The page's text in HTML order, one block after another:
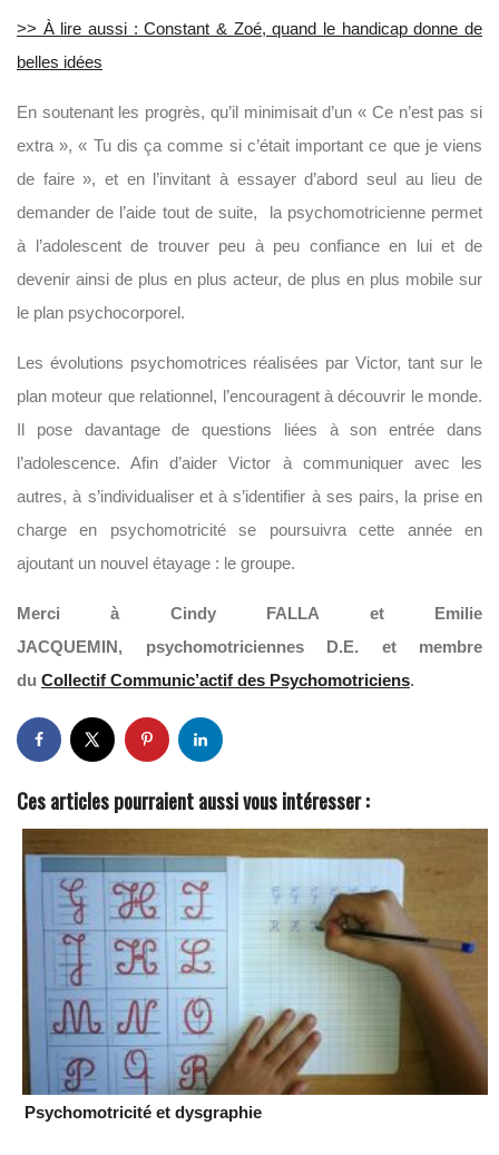
>> À lire aussi : Constant & Zoé, quand le handicap donne de
belles idées
En soutenant les progrès, qu’il minimisait d’un « Ce n’est pas si
extra », « Tu dis ça comme si c’était important ce que je viens
de faire », et en l’invitant à essayer d’abord seul au lieu de
demander de l’aide tout de suite, la psychomotricienne permet
à l’adolescent de trouver peu à peu confiance en lui et de
devenir ainsi de plus en plus acteur, de plus en plus mobile sur
le plan psychocorporel.
Les évolutions psychomotrices réalisées par Victor, tant sur le
plan moteur que relationnel, l’encouragent à découvrir le monde.
Il pose davantage de questions liées à son entrée dans
l’adolescence. Afin d’aider Victor à communiquer avec les
autres, à s’individualiser et à s’identifier à ses pairs, la prise en
charge en psychomotricité se poursuivra cette année en
ajoutant un nouvel étayage : le groupe.
Merci à Cindy FALLA et Emilie
JACQUEMIN, psychomotriciennes D.E. et membre
du Collectif Communic’actif des Psychomotriciens.
Ces articles pourraient aussi vous intéresser :
Psychomotricité et dysgraphie